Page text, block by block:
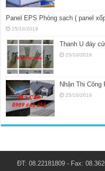
Panel EPS Phòng sạch ( panel
25/10/2019
Thanh U đáy
25/10/2019
Nhận Thi
25/10/2019
ĐT: 08.22181809 - Fax: